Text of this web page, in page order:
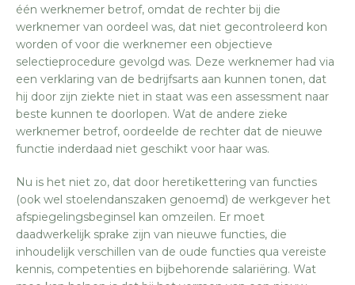
één werknemer betrof, omdat de rechter bij die
werknemer van oordeel was, dat niet gecontroleerd kon
worden of voor die werknemer een objectieve
selectieprocedure gevolgd was. Deze werknemer had via
een verklaring van de bedrijfsarts aan kunnen tonen, dat
hij door zijn ziekte niet in staat was een assessment naar
beste kunnen te doorlopen. Wat de andere zieke
werknemer betrof, oordeelde de rechter dat de nieuwe
functie inderdaad niet geschikt voor haar was.
Nu is het niet zo, dat door heretikettering van functies
(ook wel stoelendanszaken genoemd) de werkgever het
afspiegelingsbeginsel kan omzeilen. Er moet
daadwerkelijk sprake zijn van nieuwe functies, die
inhoudelijk verschillen van de oude functies qua vereiste
kennis, competenties en bijbehorende salariëring. Wat